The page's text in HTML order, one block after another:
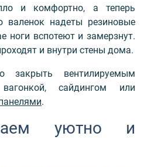
и комфортно, а теперь
валенок надеты резиновые
ноги вспотеют и замерзнут.
и внутри стены дома.
закрыть вентилируемым
сайдингом или
.
уютно и